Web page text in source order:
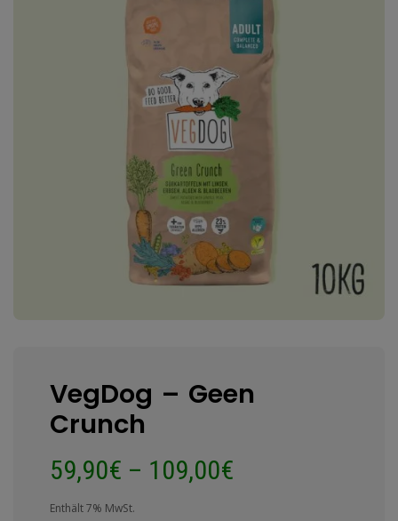
VegDog – Geen
Crunch
59,90€ – 109,00€
Enthält 7% MwSt.